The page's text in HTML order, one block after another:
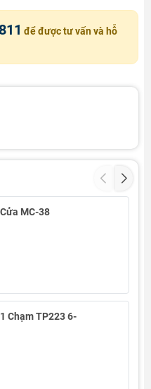
để được tư vấn và hỗ
MC-38
Chạm TP223 6-